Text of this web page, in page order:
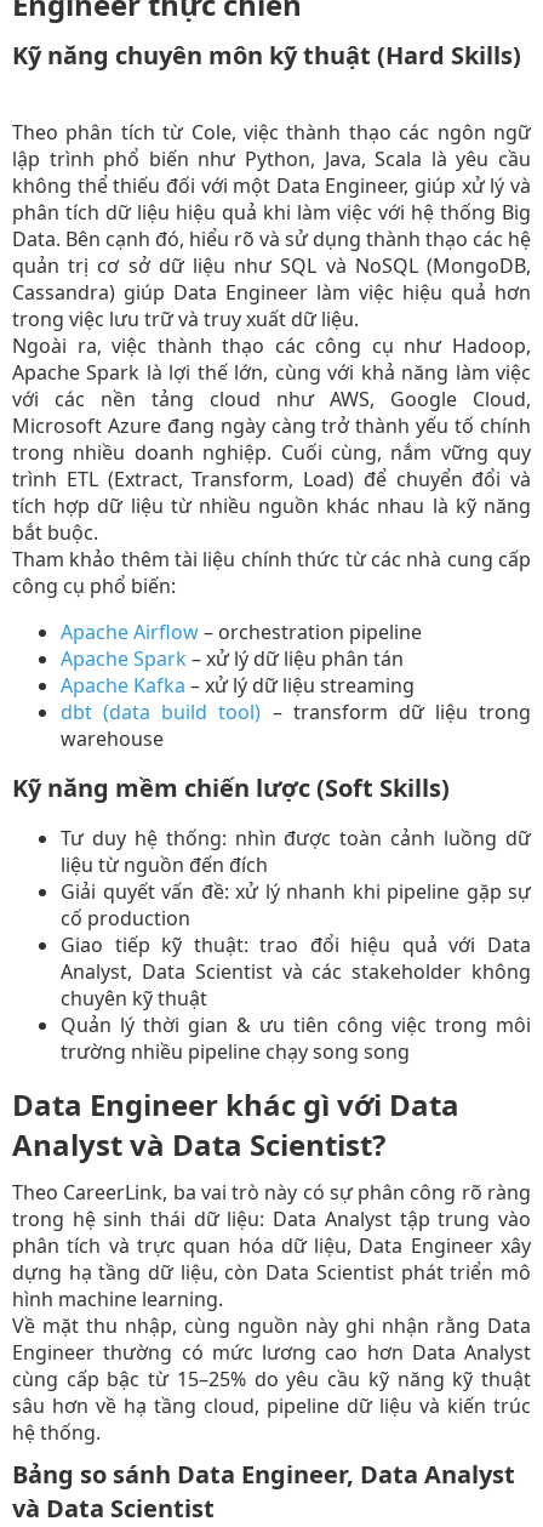
Kỹ năng chuyên môn kỹ thuật (Hard Skills)
Theo phân tích từ Cole, việc thành thạo các ngôn ngữ
lập trình phổ biến như Python, Java, Scala là yêu cầu
không thể thiếu đối với một Data Engineer, giúp xử lý và
phân tích dữ liệu hiệu quả khi làm việc với hệ thống Big
Data. Bên cạnh đó, hiểu rõ và sử dụng thành thạo các hệ
quản trị cơ sở dữ liệu như SQL và NoSQL (MongoDB,
Cassandra) giúp Data Engineer làm việc hiệu quả hơn
trong việc lưu trữ và truy xuất dữ liệu.
Ngoài ra, việc thành thạo các công cụ như Hadoop,
Apache Spark là lợi thế lớn, cùng với khả năng làm việc
với các nền tảng cloud như AWS, Google Cloud,
Microsoft Azure đang ngày càng trở thành yếu tố chính
trong nhiều doanh nghiệp. Cuối cùng, nắm vững quy
trình ETL (Extract, Transform, Load) để chuyển đổi và
tích hợp dữ liệu từ nhiều nguồn khác nhau là kỹ năng
bắt buộc.
Tham khảo thêm tài liệu chính thức từ các nhà cung cấp
công cụ phổ biến:
Apache Airflow– orchestration pipeline​
Apache Spark – xử lý dữ liệu phân tán​
Apache Kafka – xử lý dữ liệu streaming​
dbt (data build tool) – transform dữ liệu trong
warehouse​
Kỹ năng mềm chiến lược (Soft Skills)
Tư duy hệ thống: nhìn được toàn cảnh luồng dữ
liệu từ nguồn đến đích​
Giải quyết vấn đề: xử lý nhanh khi pipeline gặp sự
cố production​
Giao tiếp kỹ thuật: trao đổi hiệu quả với Data
Analyst, Data Scientist và các stakeholder không
chuyên kỹ thuật​
Quản lý thời gian & ưu tiên công việc trong môi
trường nhiều pipeline chạy song song​
Data Engineer khác gì với Data
Analyst và Data Scientist?
Theo CareerLink, ba vai trò này có sự phân công rõ ràng
trong hệ sinh thái dữ liệu: Data Analyst tập trung vào
phân tích và trực quan hóa dữ liệu, Data Engineer xây
dựng hạ tầng dữ liệu, còn Data Scientist phát triển mô
hình machine learning.
Về mặt thu nhập, cùng nguồn này ghi nhận rằng Data
Engineer thường có mức lương cao hơn Data Analyst
cùng cấp bậc từ 15–25% do yêu cầu kỹ năng kỹ thuật
sâu hơn về hạ tầng cloud, pipeline dữ liệu và kiến trúc
hệ thống.
Bảng so sánh Data Engineer, Data Analyst
và Data Scientist